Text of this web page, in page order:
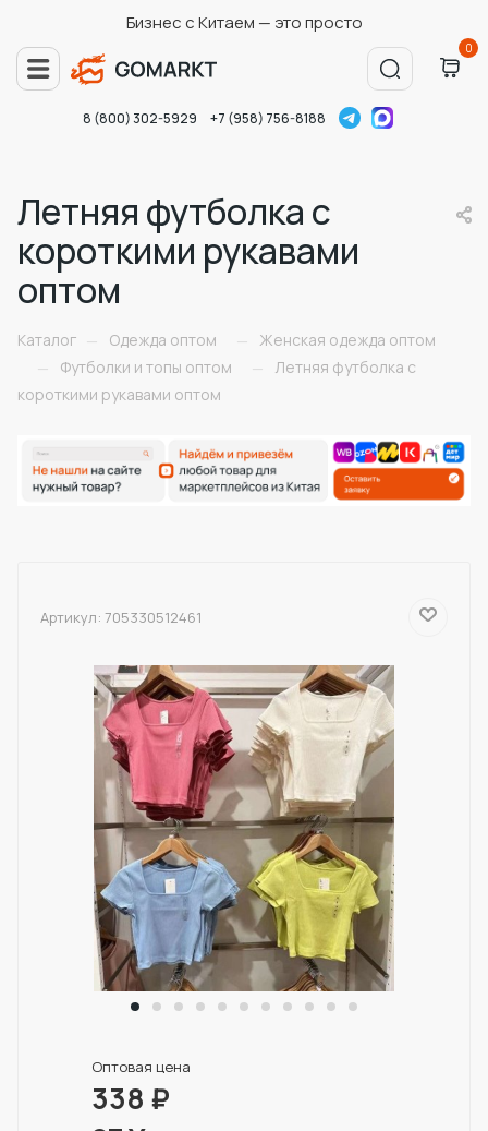
Бизнес с Китаем — это просто
0
8 (800) 302-5929 +7 (958) 756-8188
Летняя футболка с
короткими рукавами
оптом
Каталог — Одежда оптом —
Женская одежда оптом
—
Футболки и топы оптом —
Летняя футболка с
короткими рукавами оптом
Артикул: 705330512461
Оптовая цена
338 ₽